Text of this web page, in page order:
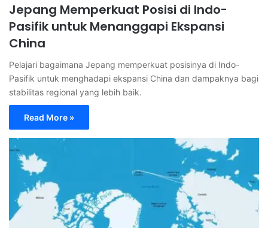
Jepang Memperkuat Posisi di Indo-
Pasifik untuk Menanggapi Ekspansi
China
Pelajari bagaimana Jepang memperkuat posisinya di Indo-
Pasifik untuk menghadapi ekspansi China dan dampaknya bagi
stabilitas regional yang lebih baik.
Read More »